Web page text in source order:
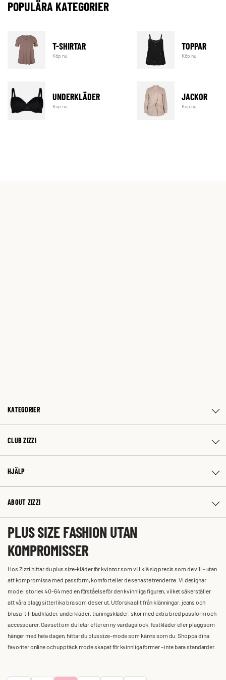
POPULÄRA KATEGORIER
T-SHIRTAR
Köp nu
TOPPAR
Köp nu
UNDERKLÄDER
Köp nu
JACKOR
Köp nu
KATEGORIER
CLUB ZIZZI
HJÄLP
ABOUT ZIZZI
PLUS SIZE FASHION UTAN
KOMPROMISSER
Hos Zizzi hittar du plus size-kläder för kvinnor som vill klä sig precis som de vill – utan
att kompromissa med passform, komfort eller de senaste trenderna. Vi designar
mode i storlek 40-64 med en förståelse för den kvinnliga figuren, vilket säkerställer
att våra plagg sitter lika bra som de ser ut. Utforska allt från klänningar, jeans och
blusar till badkläder, underkläder, träningskläder, skor med extra bred passform och
accessoarer. Oavsett om du letar efter en ny vardagslook, festkläder eller plagg som
hänger med hela dagen, hittar du plus size-mode som känns som du. Shoppa dina
favoriter online och upptäck mode skapat för kvinnliga former – inte bara standarder.